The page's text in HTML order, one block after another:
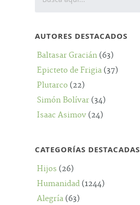
AUTORES DESTACADOS
Baltasar Gracián (63)
Epicteto de Frigia (37)
Plutarco (22)
Simón Bolívar (34)
Isaac Asimov (24)
CATEGORÍAS DESTACADAS
Hijos (26)
Humanidad (1244)
Alegría (63)